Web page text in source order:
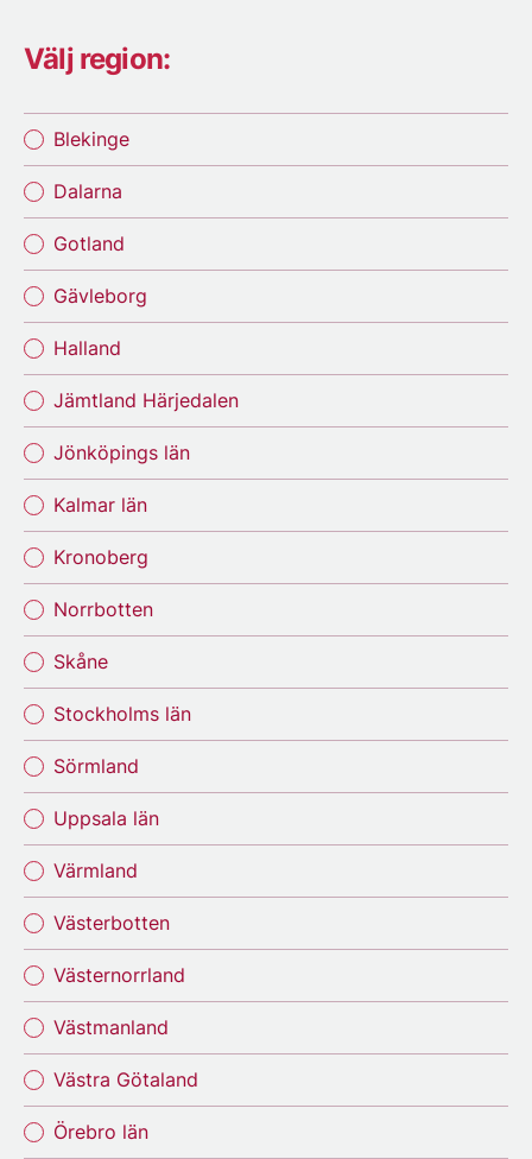
Välj region:
Blekinge
Dalarna
Gotland
Gävleborg
Halland
Jämtland Härjedalen
Jönköpings län
Kalmar län
Kronoberg
Norrbotten
Skåne
Stockholms län
Sörmland
Uppsala län
Värmland
Västerbotten
Västernorrland
Västmanland
Västra Götaland
Örebro län